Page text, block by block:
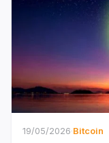
19/05/2026·Bitcoin